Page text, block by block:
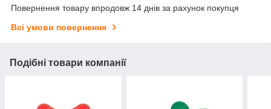
Повернення товару впродовж 14 днів за рахунок покупця
Всі умови повернення
Подібні товари компанії